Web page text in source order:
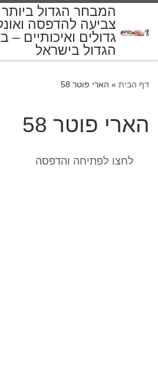
המבחר הגדול
צביעה להדפסה
גדולים ואיכותיים –
הגדול בישראל
דף הבית » הארי פוטר 58
הארי פוטר 58
לחצו לפתיחה והדפסה